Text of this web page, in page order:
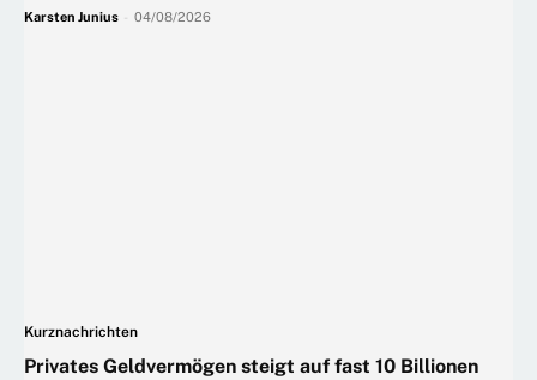
Karsten Junius 04/08/2026
Kurznachrichten
Privates Geldvermögen steigt auf fast 10 Billionen